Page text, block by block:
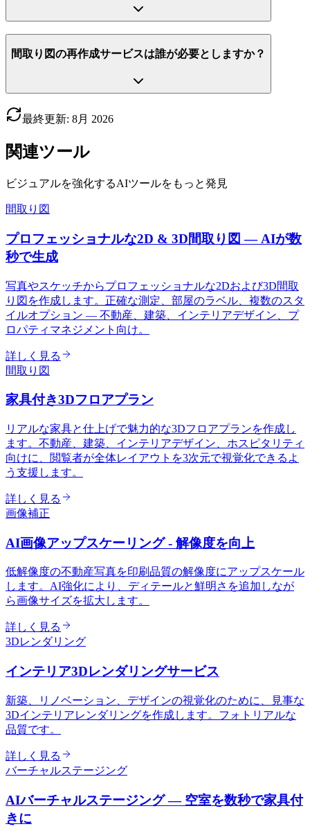
間取り図の再作成サービスは誰が必要としますか？
最終更新: 8月 2026
関連ツール
ビジュアルを強化するAIツールをもっと発見
間取り図
プロフェッショナルな2D & 3D間取り図 — AIが数
秒で生成
写真やスケッチからプロフェッショナルな2Dおよび3D間取
り図を作成します。正確な測定、部屋のラベル、複数のスタ
イルオプション — 不動産、建築、インテリアデザイン、プ
ロパティマネジメント向け。
詳しく見る
間取り図
家具付き3Dフロアプラン
リアルな家具と仕上げで魅力的な3Dフロアプランを作成し
ます。不動産、建築、インテリアデザイン、ホスピタリティ
向けに、閲覧者が全体レイアウトを3次元で視覚化できるよ
う支援します。
詳しく見る
画像補正
AI画像アップスケーリング - 解像度を向上
低解像度の不動産写真を印刷品質の解像度にアップスケール
します。AI強化により、ディテールと鮮明さを追加しなが
ら画像サイズを拡大します。
詳しく見る
3Dレンダリング
インテリア3Dレンダリングサービス
新築、リノベーション、デザインの視覚化のために、見事な
3Dインテリアレンダリングを作成します。フォトリアルな
品質です。
詳しく見る
バーチャルステージング
AIバーチャルステージング — 空室を数秒で家具付
きに